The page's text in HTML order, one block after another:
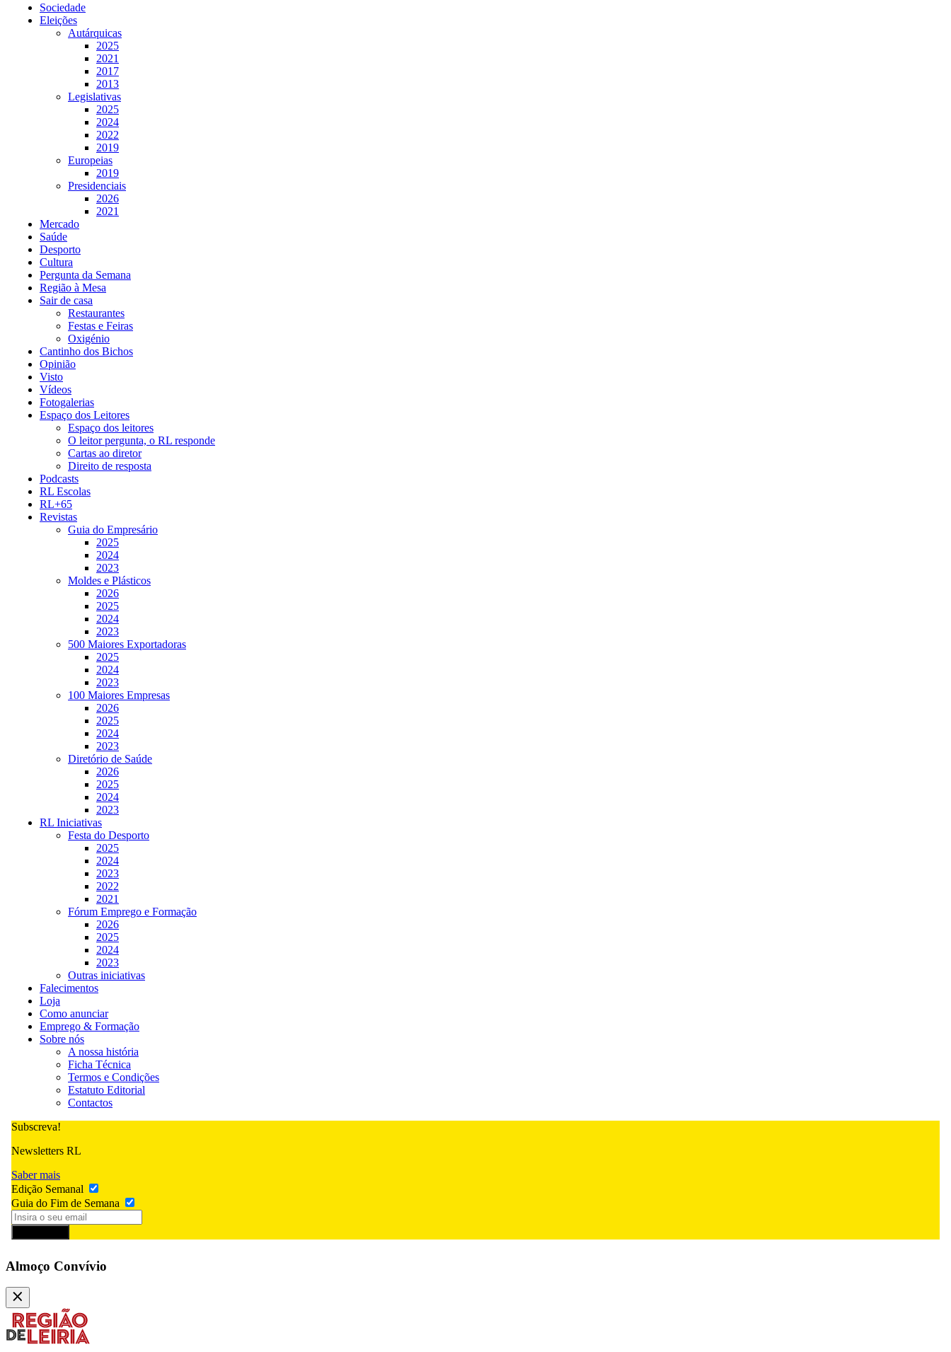
Sociedade
Eleições
Autárquicas
2025
2021
2017
2013
Legislativas
2025
2024
2022
2019
Europeias
2019
Presidenciais
2026
2021
Mercado
Saúde
Desporto
Cultura
Pergunta da Semana
Região à Mesa
Sair de casa
Restaurantes
Festas e Feiras
Oxigénio
Cantinho dos Bichos
Opinião
Visto
Vídeos
Fotogalerias
Espaço dos Leitores
Espaço dos leitores
O leitor pergunta, o RL responde
Cartas ao diretor
Direito de resposta
Podcasts
RL Escolas
RL+65
Revistas
Guia do Empresário
2025
2024
2023
Moldes e Plásticos
2026
2025
2024
2023
500 Maiores Exportadoras
2025
2024
2023
100 Maiores Empresas
2026
2025
2024
2023
Diretório de Saúde
2026
2025
2024
2023
RL Iniciativas
Festa do Desporto
2025
2024
2023
2022
2021
Fórum Emprego e Formação
2026
2025
2024
2023
Outras iniciativas
Falecimentos
Loja
Como anunciar
Emprego & Formação
Sobre nós
A nossa história
Ficha Técnica
Termos e Condições
Estatuto Editorial
Contactos
Subscreva!
Newsletters RL
Saber mais
Edição Semanal
Guia do Fim de Semana
Almoço Convívio